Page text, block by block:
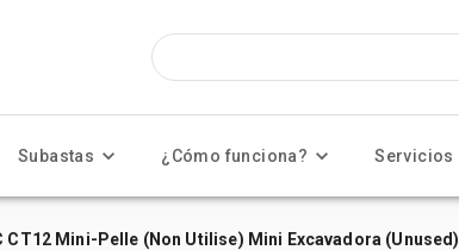
Subastas ¿Cómo funciona? Servicios
CT12 Mini-Pelle (Non Utilise) Mini Excavadora (Unused)